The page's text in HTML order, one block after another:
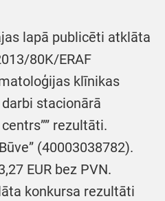
lapā publicēti atklāta
80K/ERAF
klīnikas
stacionārā
rezultāti.
(40003038782).
EUR bez PVN.
konkursa rezultāti